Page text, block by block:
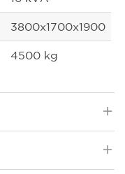
3800x1700x1900
4500 kg